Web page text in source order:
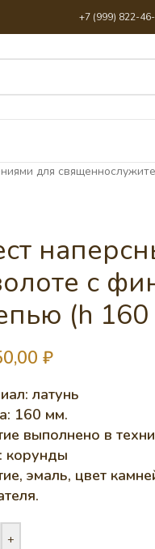
+7 (999) 822-
для
с
(h
₽
латунь
160 мм.
выполнено в
корунды
эмаль, цвет
+